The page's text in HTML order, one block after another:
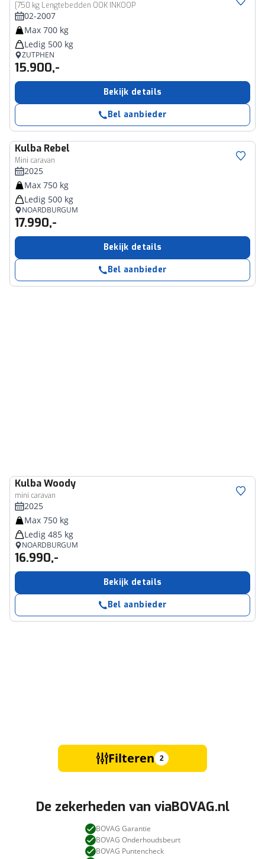
[750 kg Lengtebedden OOK INKOOP
02-2007
Max 700 kg
Ledig 500 kg
ZUTPHEN
15.900,-
Bekijk details
Bel aanbieder
Kulba Rebel
Mini caravan
2025
Max 750 kg
Ledig 500 kg
NOARDBURGUM
17.990,-
Bekijk details
Bel aanbieder
KulbaWoody
mini caravan
2025
Max 750 kg
Ledig 485 kg
NOARDBURGUM
16.990,-
Bekijk details
Bel aanbieder
Filteren 2
De zekerheden van viaBOVAG.nl
BOVAG Garantie
BOVAG Onderhoudsbeurt
BOVAG Puntencheck